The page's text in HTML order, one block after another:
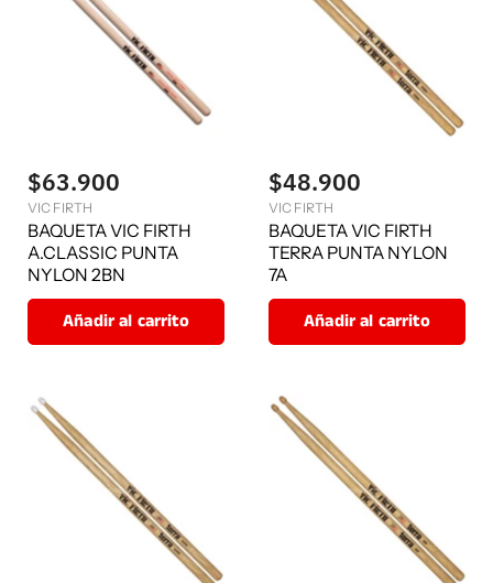
$63.900
VIC FIRTH
BAQUETA VIC FIRTH
A.CLASSIC PUNTA
NYLON 2BN
Añadir al carrito
$48.900
VIC FIRTH
BAQUETA VIC FIRTH
TERRA PUNTA NYLON
7A
Añadir al carrito